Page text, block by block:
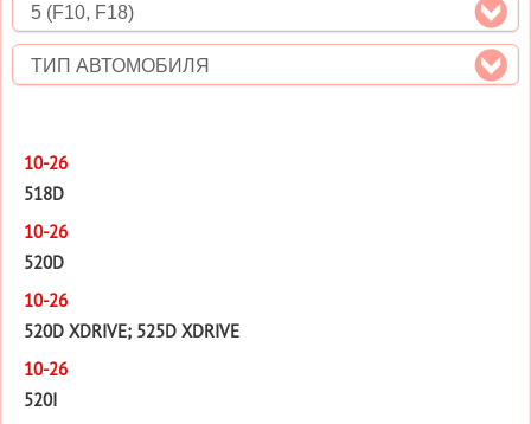
5 (F10, F18)
ТИП АВТОМОБИЛЯ
10-26
518D
10-26
520D
10-26
520D XDRIVE; 525D XDRIVE
10-26
520I